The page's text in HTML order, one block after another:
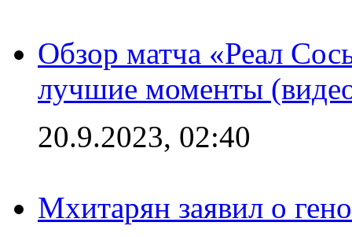
Обзор матча «Реал
лучшие моменты
20.9.2023, 02:40
Мхитарян заявил о